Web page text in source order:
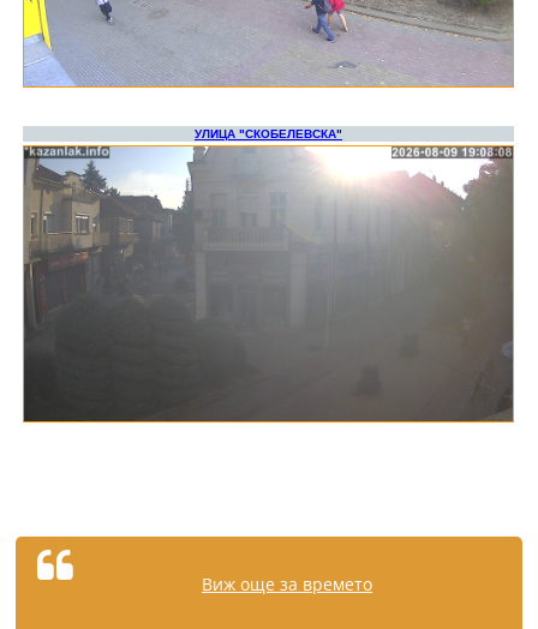
Виж още за времето